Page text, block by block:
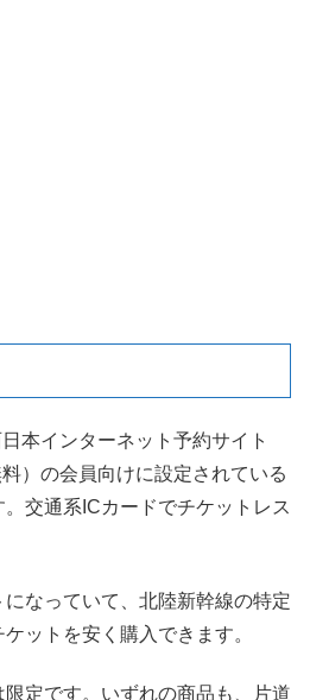
本インターネット予約サイト
）の会員向けに設定されている
交通系ICカードでチケットレス
なっていて、北陸新幹線の特定
ットを安く購入できます。
定です。いずれの商品も、片道